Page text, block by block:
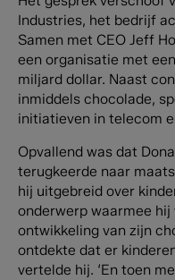
Industries, het bedrijf
Samen met CEO Jeff
een organisatie met
miljard dollar. Naast
inmiddels chocolade,
initiatieven in telecom
Opvallend was dat
terugkeerde naar
hij uitgebreid over
onderwerp waarmee
ontwikkeling van zijn
ontdekte dat er
vertelde hij. ‘En toen